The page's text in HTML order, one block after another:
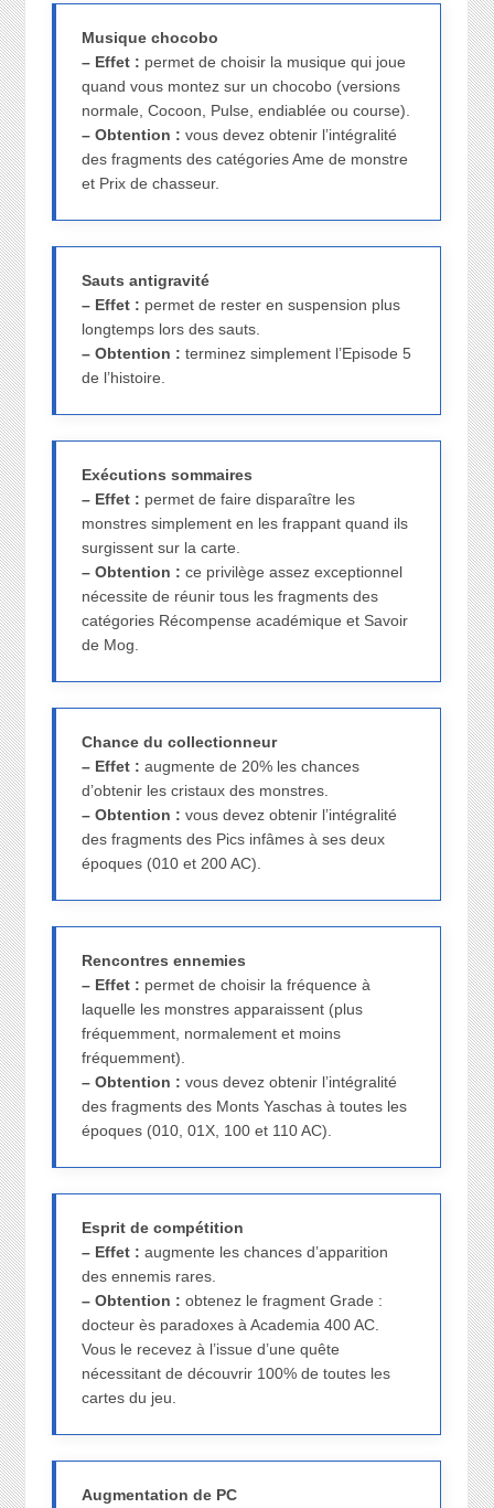
Musique chocobo
– Effet : permet de choisir la musique qui joue
quand vous montez sur un chocobo (versions
normale, Cocoon, Pulse, endiablée ou course).
– Obtention : vous devez obtenir l’intégralité
des fragments des catégories Ame de monstre
et Prix de chasseur.
Sauts antigravité
– Effet : permet de rester en suspension plus
longtemps lors des sauts.
– Obtention : terminez simplement l’Episode 5
de l’histoire.
Exécutions sommaires
– Effet : permet de faire disparaître les
monstres simplement en les frappant quand ils
surgissent sur la carte.
– Obtention : ce privilège assez exceptionnel
nécessite de réunir tous les fragments des
catégories Récompense académique et Savoir
de Mog.
Chance du collectionneur
– Effet : augmente de 20% les chances
d’obtenir les cristaux des monstres.
– Obtention : vous devez obtenir l’intégralité
des fragments des Pics infâmes à ses deux
époques (010 et 200 AC).
Rencontres ennemies
– Effet : permet de choisir la fréquence à
laquelle les monstres apparaissent (plus
fréquemment, normalement et moins
fréquemment).
– Obtention : vous devez obtenir l’intégralité
des fragments des Monts Yaschas à toutes les
époques (010, 01X, 100 et 110 AC).
Esprit de compétition
– Effet : augmente les chances d’apparition
des ennemis rares.
– Obtention : obtenez le fragment Grade :
docteur ès paradoxes à Academia 400 AC.
Vous le recevez à l’issue d’une quête
nécessitant de découvrir 100% de toutes les
cartes du jeu.
Augmentation de PC